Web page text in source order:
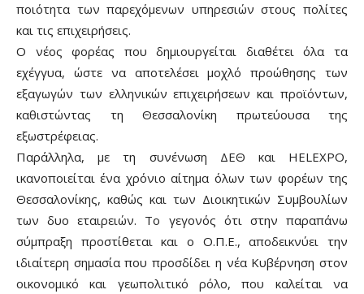
ποιότητα των παρεχόμενων υπηρεσιών στους πολίτες
και τις επιχειρήσεις.
Ο νέος φορέας που δημιουργείται διαθέτει όλα τα
εχέγγυα, ώστε να αποτελέσει μοχλό προώθησης των
εξαγωγών των ελληνικών επιχειρήσεων και προϊόντων,
καθιστώντας τη Θεσσαλονίκη πρωτεύουσα της
εξωστρέφειας.
Παράλληλα, με τη συνένωση ΔΕΘ και HELEXPO,
ικανοποιείται ένα χρόνιο αίτημα όλων των φορέων της
Θεσσαλονίκης, καθώς και των Διοικητικών Συμβουλίων
των δυο εταιρειών. Το γεγονός ότι στην παραπάνω
σύμπραξη προστίθεται και ο Ο.Π.Ε., αποδεικνύει την
ιδιαίτερη σημασία που προσδίδει η νέα Κυβέρνηση στον
οικονομικό και γεωπολιτικό ρόλο, που καλείται να